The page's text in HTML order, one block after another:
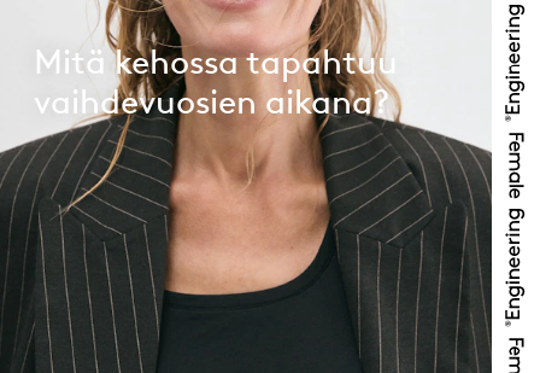
Mitä kehossa tapahtuu
vaihdevuosien aikana?